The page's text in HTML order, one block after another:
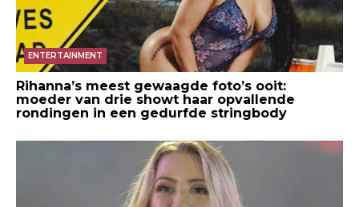
ENTERTAINMENT
Rihanna’s meest gewaagde foto’s ooit:
moeder van drie showt haar opvallende
rondingen in een gedurfde stringbody